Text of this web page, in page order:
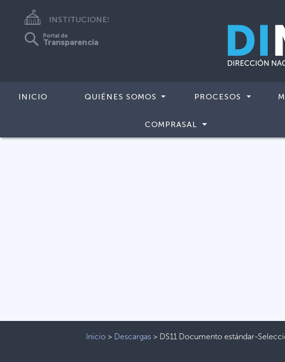
INSTITUCIONES
Portal de
Transparencia
INICIO QUIÉNES SOMOS PROCESOS
COMPRASAL
Inicio > Descargas > DS11 Documento estándar-